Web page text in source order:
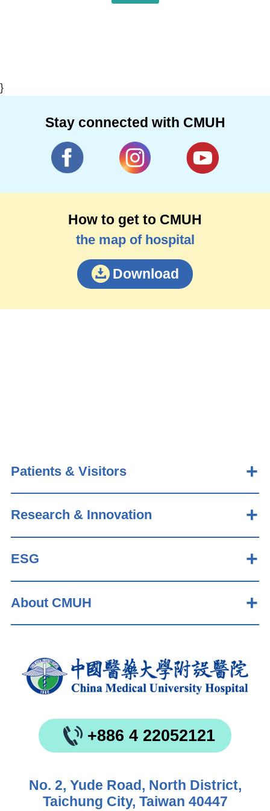
}
Stay connected with CMUH
How to get to CMUH
the map of hospital
Download
Patients & Visitors
Research & Innovation
ESG
About CMUH
+886 4 22052121
No. 2, Yude Road, North District,
Taichung City, Taiwan 40447